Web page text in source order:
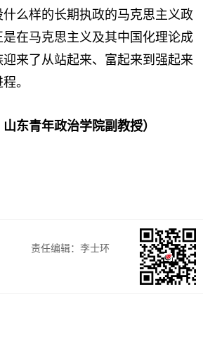
么样的长期执政的马克思主义政
在马克思主义及其中国化理论成
来了从站起来、富起来到强起来
。
东青年政治学院副教授）
责任编辑：李士环